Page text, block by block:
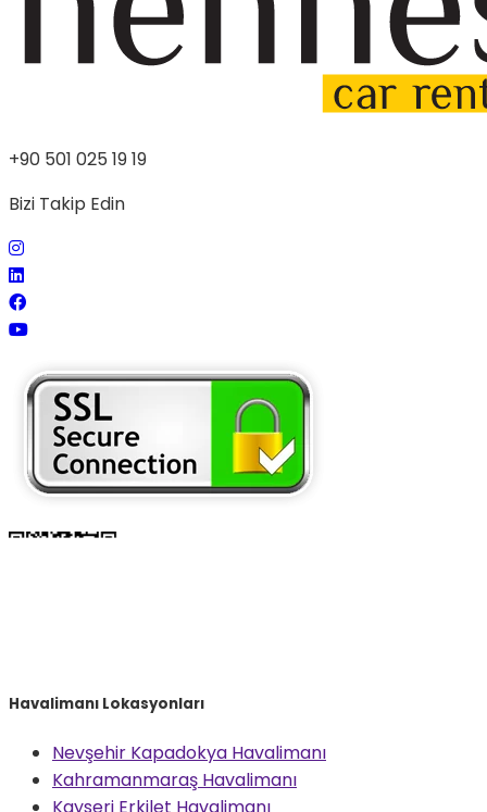
+90 501 025 19 19
Bizi Takip Edin
Havalimanı Lokasyonları
Nevşehir Kapadokya Havalimanı
Kahramanmaraş Havalimanı